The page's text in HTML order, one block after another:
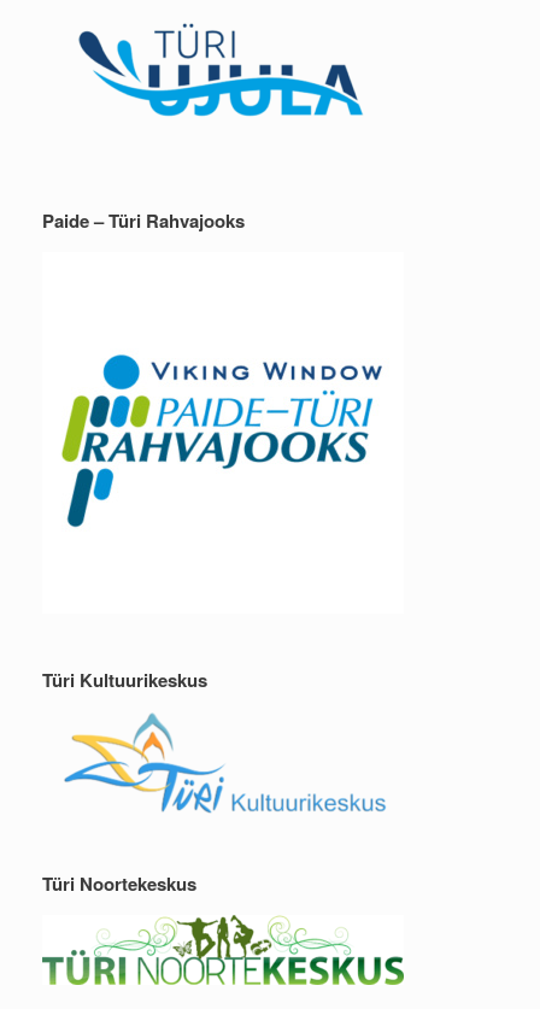
Paide – Türi Rahvajooks
Türi Kultuurikeskus
Türi Noortekeskus